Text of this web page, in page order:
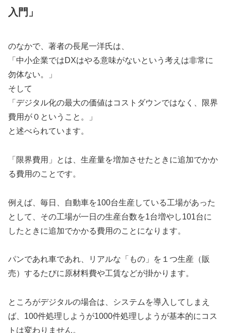
入門」
のなかで、著者の長尾一洋氏は、
「中小企業ではDXはやる意味がないという考えは非常に
勿体ない。」
そして
「デジタル化の最大の価値はコストダウンではなく、限界
費用が０ということ。」
と述べられています。
「限界費用」とは、生産量を増加させたときに追加でかか
る費用のことです。
例えば、毎日、自動車を100台生産している工場があった
として、その工場が一日の生産台数を1台増やし101台に
したときに追加でかかる費用のことになります。
パンであれ車であれ、リアルな「もの」を１つ生産（販
売）するたびに原材料費や工賃などが掛かります。
ところがデジタルの場合は、システムを導入してしまえ
ば、100件処理しようが1000件処理しようが基本的にコス
トは変わりません。